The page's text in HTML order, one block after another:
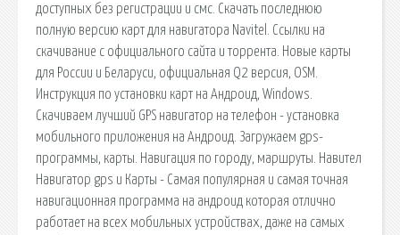
доступных без регистрации и смс. Скачать последнюю
полную версию карт для навигатора Navitel. Ссылки на
скачивание с официального сайта и торрента. Новые карты
для России и Беларуси, официальная Q2 версия, OSM.
Инструкция по установки карт на Андроид, Windows.
Скачиваем лучший GPS навигатор на телефон - установка
мобильного приложения на Андроид. Загружаем gps-
программы, карты. Навигация по городу, маршруты. Навител
Навигатор gps и Карты - Самая популярная и самая точная
навигационная программа на андроид которая отлично
работает на всех мобильных устройствах, даже на самых